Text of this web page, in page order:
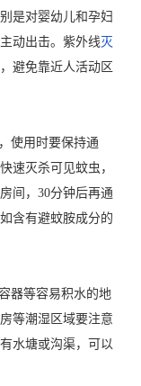
是对婴幼儿和孕妇
动出击。紫外线灭
避免靠近人活动区
使用时要保持通
速灭杀可见蚊虫，
间，30分钟后再通
含有避蚊胺成分的
器等容易积水的地
等潮湿区域要注意
水塘或沟渠，可以